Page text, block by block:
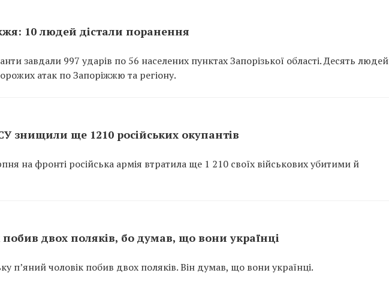
10 людей дістали поранення
завдали 997 ударів по 56 населених пунктах Запорізької області. Десять людей
атак по Запоріжжю та регіону.
знищили ще 1210 російських окупантів
на фронті російська армія втратила ще 1 210 своїх військових убитими й
двох поляків, бо думав, що вони українці
п’яний чоловік побив двох поляків. Він думав, що вони українці.